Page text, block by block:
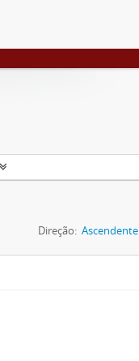
Direção: Ascendente